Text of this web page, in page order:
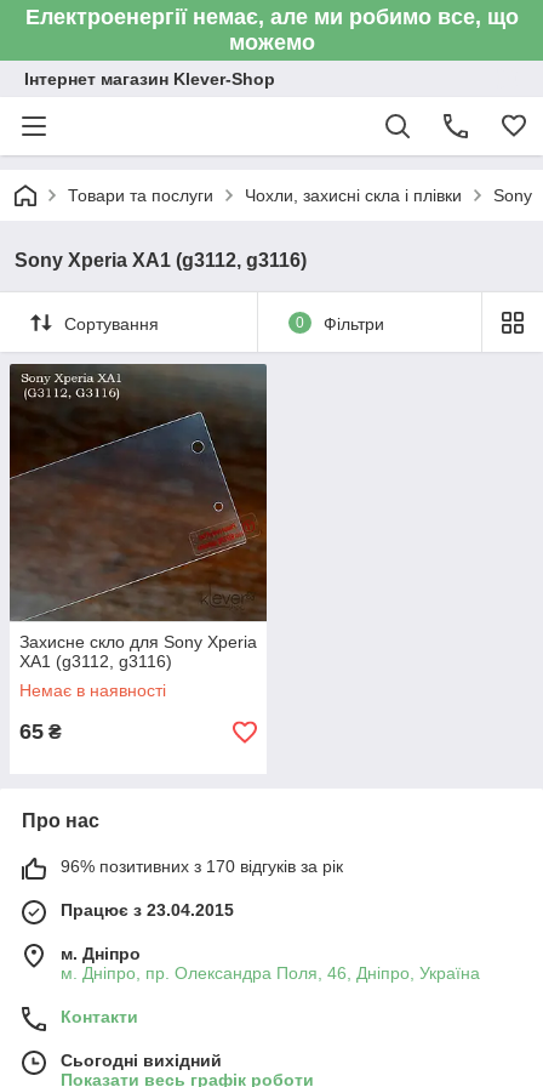
Електроенергії немає, але ми робимо все, що
можемо
Інтернет магазин Klever-Shop
Товари та послуги Чохли, захисні скла і плівки Sony
Sony Xperia XA1 (g3112, g3116)
Сортування 0 Фільтри
Захисне скло для Sony Xperia
XA1 (g3112, g3116)
Немає в наявності
65 ₴
Про нас
96% позитивних з 170 відгуків за рік
Працює з 23.04.2015
м. Дніпро
м. Дніпро, пр. Олександра Поля, 46, Дніпро, Україна
Контакти
Сьогодні вихідний
Показати весь графік роботи